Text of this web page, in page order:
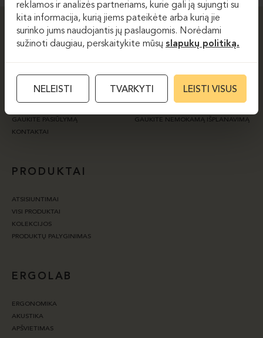
ERGOLAIN
GAUKITE PASIŪLYMĄ
GAUKITE NEMOKAMĄ IŠPLANAVIMĄ
KONTAKTAI
PRODUKTAI
ATSISIUNTIMAI
VISI PRODUKTAI
KOLEKCIJOS
PRODUKTŲ PALYGINIMAS
ERGOLAB
ERGONOMIKA
AKUSTIKA
APŠVIETIMAS
reklamos ir analizės partneriams, kurie gali ją sujungti su
kita informacija, kurią jiems pateikėte arba kurią jie
surinko jums naudojantis jų paslaugomis. Norėdami
sužinoti daugiau, perskaitykite mūsų slapukų politiką.
NELEISTI TVARKYTI LEISTI VISUS